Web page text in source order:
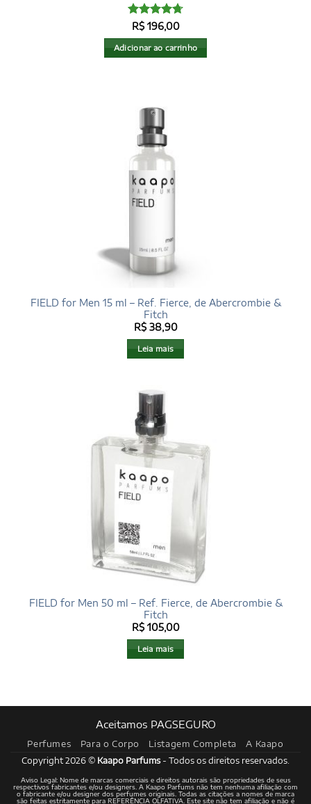
Avaliação
4.72de 5
R$196,00
Adicionar ao carrinho
FIELD for Men 15 ml – Ref. Fierce, de Abercrombie &
Fitch
R$38,90
Leia mais
FIELD for Men 50 ml – Ref. Fierce, de Abercrombie &
Fitch
R$105,00
Leia mais
Aceitamos PAGSEGURO
Perfumes Para o Corpo Listagem Completa A Kaapo
Copyright 2026 © Kaapo Parfums- Todos os direitos reservados.
Aviso Legal: Nome de marcas comerciais e direitos autorais são propriedades de seus
respectivos fabricantes e/ou designers. A Kaapo Parfums não tem nenhuma afiliação com
o fabricante e/ou designer dos perfumes originais. Todas as citações a nomes de marca
são feitas estritamente para REFERÊNCIA OLFATIVA. Este site não tem afiliação e não é